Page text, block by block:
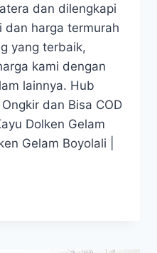
dan dilengkapi
dan harga termurah
yang terbaik,
kami dengan
lainnya. Hub
dan Bisa COD
Dolken Gelam
Gelam Boyolali |